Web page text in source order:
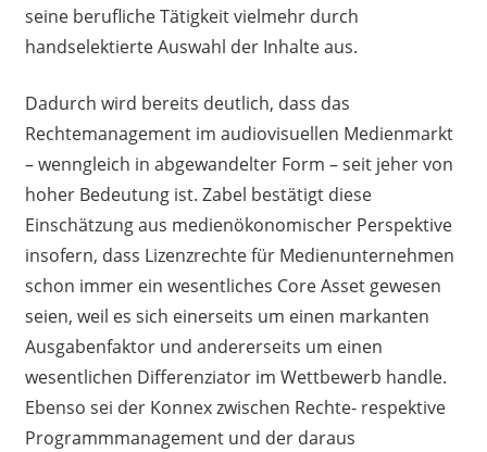
seine berufliche Tätigkeit vielmehr durch
handselektierte Auswahl der Inhalte aus.
Dadurch wird bereits deutlich, dass das
Rechtemanagement im audiovisuellen Medienmarkt
– wenngleich in abgewandelter Form – seit jeher von
hoher Bedeutung ist. Zabel bestätigt diese
Einschätzung aus medienökonomischer Perspektive
insofern, dass Lizenzrechte für Medienunternehmen
schon immer ein wesentliches Core Asset gewesen
seien, weil es sich einerseits um einen markanten
Ausgabenfaktor und andererseits um einen
wesentlichen Differenziator im Wettbewerb handle.
Ebenso sei der Konnex zwischen Rechte- respektive
Programmmanagement und der daraus